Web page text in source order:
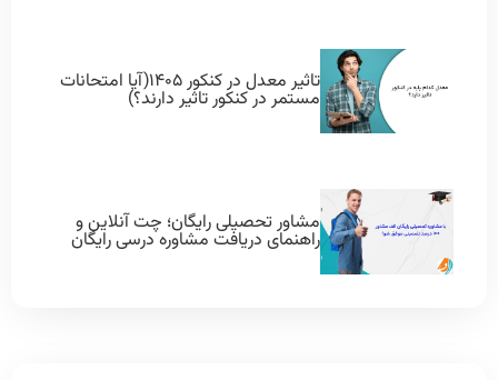
تاثیر معدل در کنکور ۱۴۰۵(آیا امتحانات
مستمر در کنکور تاثیر دارند؟)
مشاور تحصیلی رایگان؛ چت آنلاین و
راهنمای دریافت مشاوره درسی رایگان